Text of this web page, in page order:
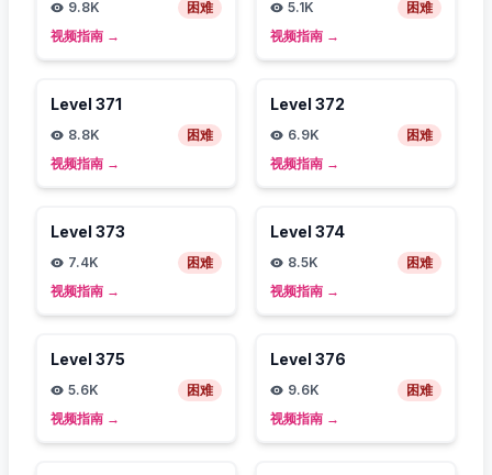
9.8K
困难
视频指南 →
5.1K
困难
视频指南 →
Level 371
8.8K
困难
视频指南 →
Level 372
6.9K
困难
视频指南 →
Level 373
7.4K
困难
视频指南 →
Level 374
8.5K
困难
视频指南 →
Level 375
5.6K
困难
视频指南 →
Level 376
9.6K
困难
视频指南 →